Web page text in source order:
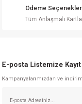
Ödeme
Tüm Anlaşmalı
E-posta Listemize
Kampanyalarımızdan ve